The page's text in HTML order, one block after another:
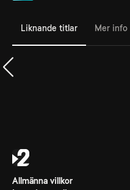
Liknande titlar Mer info
Allmänna villkor